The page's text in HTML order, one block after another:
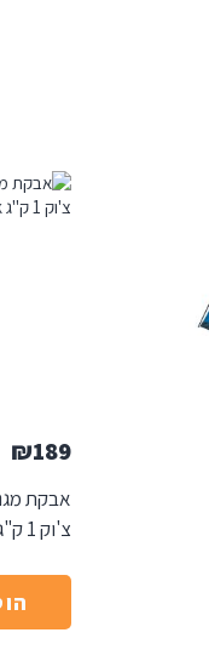
₪189
אבקת
צ'וק 1 ק"ג Pure Chalk